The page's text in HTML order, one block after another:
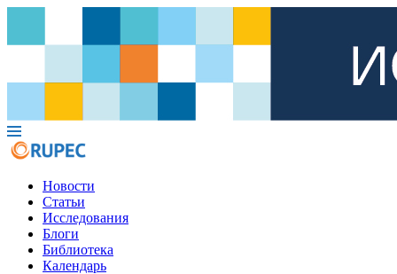
Новости
Статьи
Исследования
Блоги
Библиотека
Календарь